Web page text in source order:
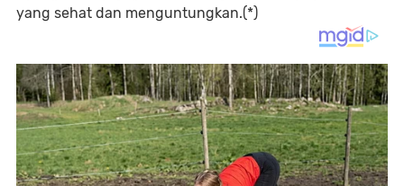
yang sehat dan menguntungkan.(*)